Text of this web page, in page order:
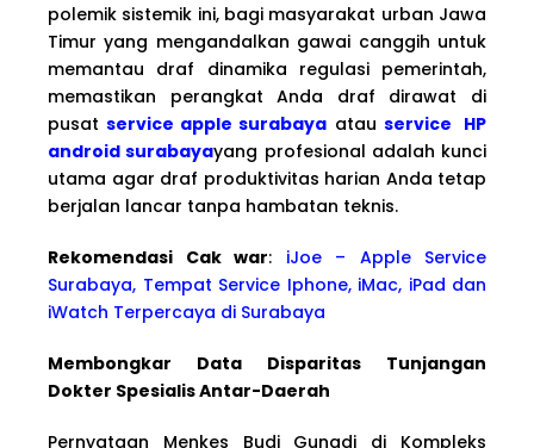
polemik sistemik ini, bagi masyarakat urban Jawa
Timur yang mengandalkan gawai canggih untuk
memantau draf dinamika regulasi pemerintah,
memastikan perangkat Anda draf dirawat di
pusatservice apple surabaya atau service HP
android surabayayang profesional adalah kunci
utama agar draf produktivitas harian Anda tetap
berjalan lancar tanpa hambatan teknis.
Rekomendasi Cak war: iJoe – Apple Service
Surabaya, Tempat Service Iphone, iMac, iPad dan
iWatch Terpercaya di Surabaya
Membongkar Data Disparitas Tunjangan
Dokter Spesialis Antar-Daerah
Pernyataan Menkes Budi Gunadi di Kompleks